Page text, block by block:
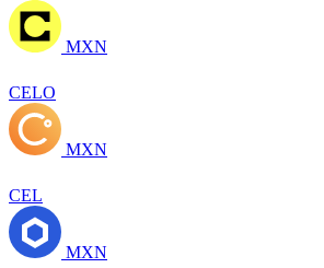
MXN
CELO
MXN
CEL
MXN